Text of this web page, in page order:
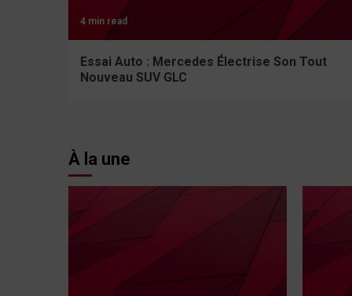
4 min read
Essai Auto : Mercedes Électrise Son Tout
Nouveau SUV GLC
À la une